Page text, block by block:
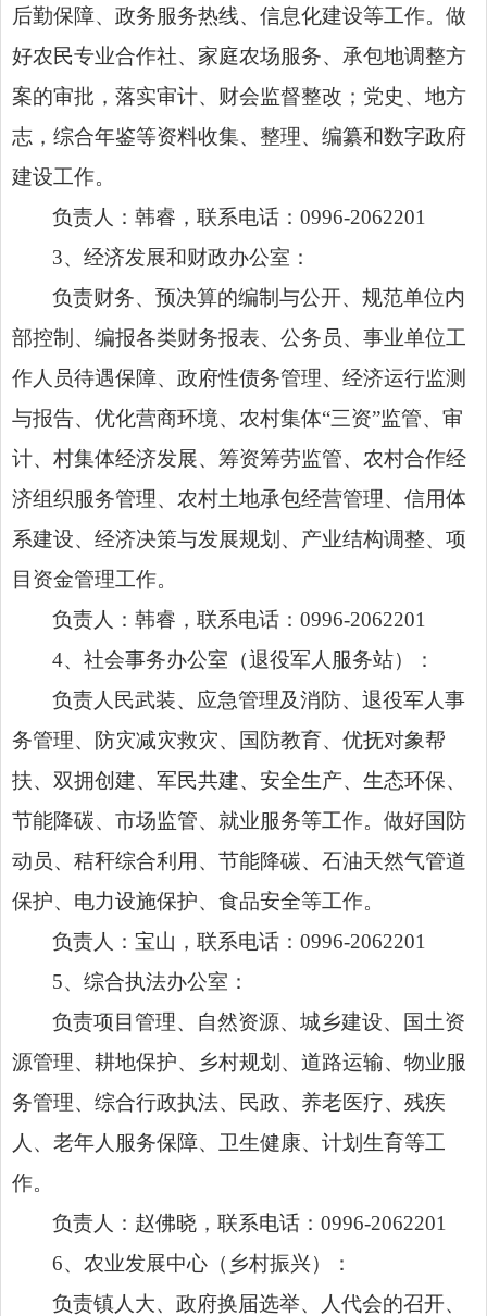
后勤保障、政务服务热线、信息化建设等工作。做
好农民专业合作社、家庭农场服务、承包地调整方
案的审批，落实审计、财会监督整改；党史、 地方
志 ，综合年鉴等资料收集、整理、编纂和数字政府
建设工作。
负责人：韩睿，联系电话：0996-2062201
3、经济发展和财政办公室：
负责财务、预决算的编制与公开、规范单位内
部控制、编报各类财务报表、公务员、事业单位工
作人员待遇保障、政府性债务管理、经济运行监测
与报告、优化营商环境、农村集体“三资”监管、审
计、村集体经济发展、筹资筹劳监管、农村合作经
济组织服务管理、农村土地承包经营管理、信用体
系建设、经济决策与发展规划、产业结构调整、项
目资金管理工作。
负责人：韩睿，联系电话：0996-2062201
4、社会事务办公室（退役军人服务站）：
负责人民武装、应急管理及消防、退役军人事
务管理、防灾减灾救灾、国防教育、优抚对象帮
扶、双拥创建、军民共建、安全生产、生态环保、
节能降碳、市场监管、就业服务等工作。做好国防
动员、秸秆综合利用、节能降碳、石油天然气管道
保护、电力设施保护、食品安全等工作。
负责人：宝山，联系电话：0996-2062201
5、综合执法办公室：
负责项目管理、自然资源、城乡建设、国土资
源管理、耕地保护、乡村规划、道路运输、物业服
务管理、综合行政执法、民政、养老医疗、残疾
人、老年人服务保障、卫生健康、计划生育等工
作。
负责人：赵佛晓，联系电话：0996-2062201
6、农业发展中心（乡村振兴）：
负责镇人大、政府换届选举、人代会的召开、